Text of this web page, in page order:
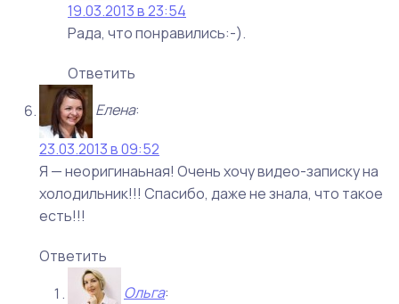
19.03.2013 в 23:54
Рада, что понравились:-).
Ответить
Елена:
23.03.2013 в 09:52
Я — неоригинаьная! Очень хочу видео-записку на
холодильник!!! Спасибо, даже не знала, что такое
есть!!!
Ответить
Ольга: